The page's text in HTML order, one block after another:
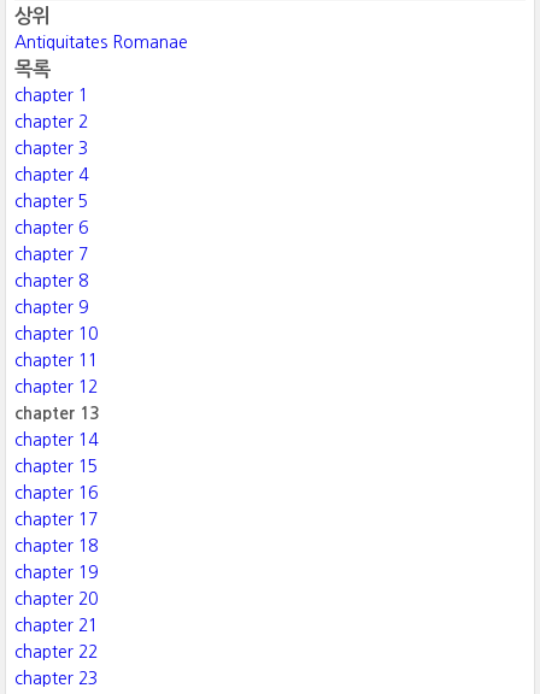
상위
Antiquitates Romanae
목록
chapter 1
chapter 2
chapter 3
chapter 4
chapter 5
chapter 6
chapter 7
chapter 8
chapter 9
chapter 10
chapter 11
chapter 12
chapter 13
chapter 14
chapter 15
chapter 16
chapter 17
chapter 18
chapter 19
chapter 20
chapter 21
chapter 22
chapter 23